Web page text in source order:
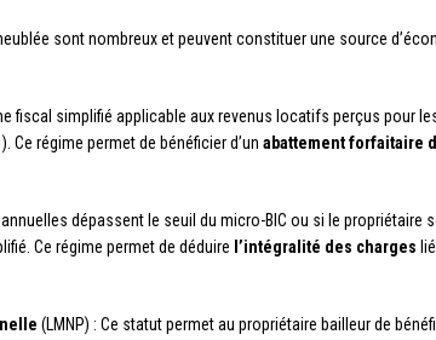
sont nombreux et peuvent constituer une source
fiscal simplifié applicable aux revenus locatifs perçus
Ce régime permet de bénéficier d’un abattement forfaitaire
dépassent le seuil du micro-BIC ou si le
Ce régime permet de déduire l’intégralité des charges
(LMNP) : Ce statut permet au propriétaire bailleur de